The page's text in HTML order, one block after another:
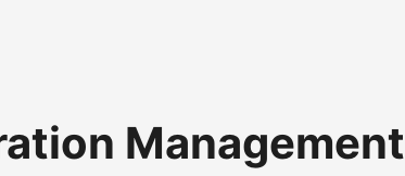
Management